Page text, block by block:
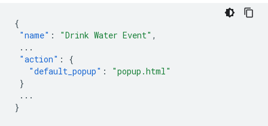
{
"name" : "Drink Water Event" ,
...
"action" :
{
"default_popup" :
"popup.html"
}
...
}